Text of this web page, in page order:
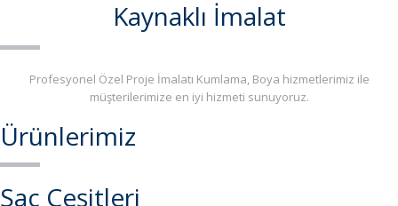
Kaynaklı İmalat
Profesyonel Özel Proje İmalatı Kumlama, Boya hizmetlerimiz ile
müşterilerimize en iyi hizmeti sunuyoruz.
Ürünlerimiz
Sac Çeşitleri